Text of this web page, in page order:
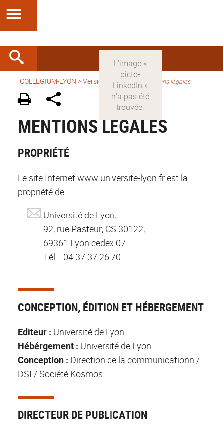
COLLEGIUM-LYON >Version française> Mentions légales
MENTIONS LÉGALES
PROPRIÉTÉ
Le site Internet www.universite-lyon.fr est la
propriété de :
Université de Lyon,
92, rue Pasteur, CS 30122,
69361 Lyon cedex 07
Tél. : 04 37 37 26 70
CONCEPTION, ÉDITION ET HÉBERGEMENT
Editeur : Université de Lyon
Hébérgement : Université de Lyon
Conception : Direction de la communicationn /
DSI / Société Kosmos.
DIRECTEUR DE PUBLICATION